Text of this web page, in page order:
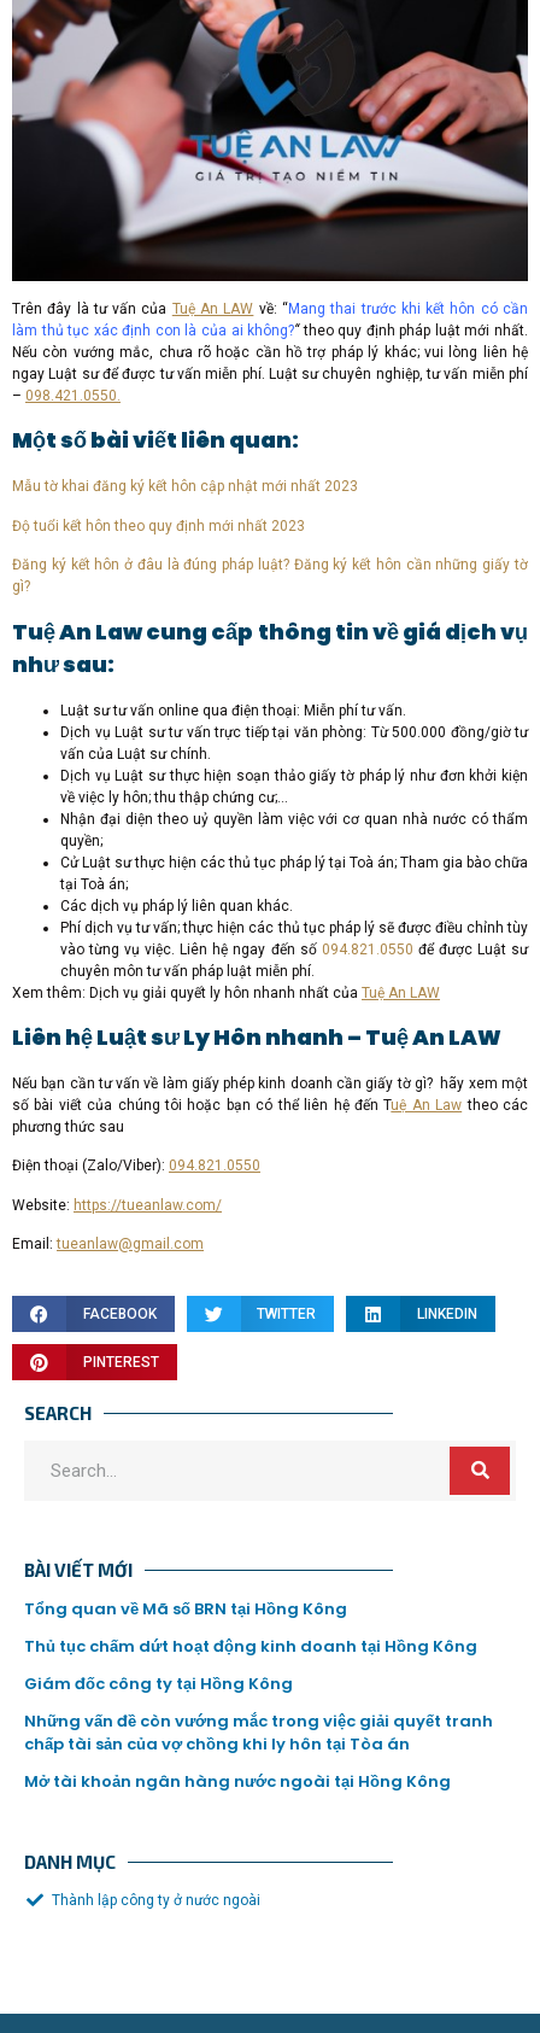
Trên đây là tư vấn của Tuệ An LAW về: “ Mang thai trước khi kết hôn có cần
làm thủ tục xác định con là của ai không?“theo quy định pháp luật mới nhất.
Nếu còn vướng mắc, chưa rõ hoặc cần hồ trợ pháp lý khác; vui lòng liên hệ
ngay Luật sư để được tư vấn miễn phí. Luật sư chuyên nghiệp, tư vấn miễn phí
– 098.421.0550.
Một số bài viết liên quan:
Mẫu tờ khai đăng ký kết hôn cập nhật mới nhất 2023
Độ tuổi kết hôn theo quy định mới nhất 2023
Đăng ký kết hôn ở đâu là đúng pháp luật? Đăng ký kết hôn cần những giấy tờ
gì?
Tuệ An Law cung cấp thông tin về giá dịch vụ
như sau:
Luật sư tư vấn online qua điện thoại: Miễn phí tư vấn.
Dịch vụ Luật sư tư vấn trực tiếp tại văn phòng: Từ 500.000 đồng/giờ tư
vấn của Luật sư chính.
Dịch vụ Luật sư thực hiện soạn thảo giấy tờ pháp lý như đơn khởi kiện
về việc ly hôn; thu thập chứng cư;…
Nhận đại diện theo uỷ quyền làm việc với cơ quan nhà nước có thẩm
quyền;
Cử Luật sư thực hiện các thủ tục pháp lý tại Toà án; Tham gia bào chữa
tại Toà án;
Các dịch vụ pháp lý liên quan khác.
Phí dịch vụ tư vấn; thực hiện các thủ tục pháp lý sẽ được điều chỉnh tùy
vào từng vụ việc. Liên hệ ngay đến số 094.821.0550 để được Luật sư
chuyên môn tư vấn pháp luật miễn phí.
Xem thêm: Dịch vụ giải quyết ly hôn nhanh nhất của Tuệ An LAW
Liên hệ Luật sư Ly Hôn nhanh – Tuệ An LAW
Nếu bạn cần tư vấn về làm giấy phép kinh doanh cần giấy tờ gì? hãy xem một
số bài viết của chúng tôi hoặc bạn có thể liên hệ đến Tuệ An Law theo các
phương thức sau
Điện thoại (Zalo/Viber): 094.821.0550
Website: https://tueanlaw.com/
Email:tueanlaw@gmail.com
FACEBOOK TWITTER LINKEDIN
PINTEREST
SEARCH
BÀI VIẾT MỚI
Tổng quan về Mã số BRN tại Hồng Kông
Thủ tục chấm dứt hoạt động kinh doanh tại Hồng Kông
Giám đốc công ty tại Hồng Kông
Những vấn đề còn vướng mắc trong việc giải quyết tranh
chấp tài sản của vợ chồng khi ly hôn tại Tòa án
Mở tài khoản ngân hàng nước ngoài tại Hồng Kông
DANH MỤC
Thành lập công ty ở nước ngoài